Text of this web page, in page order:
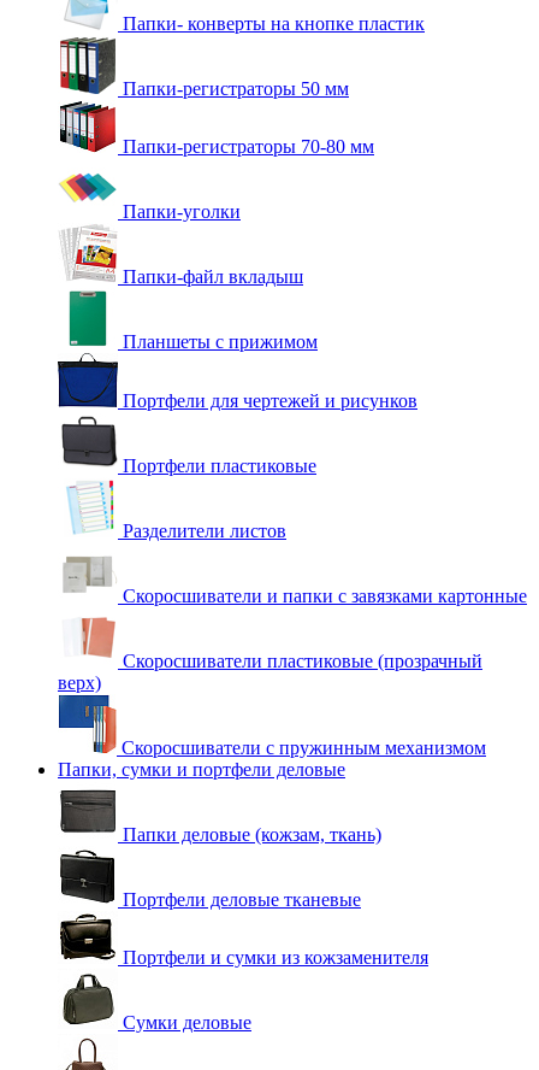
Папки- конверты на кнопке пластик
Папки-регистраторы 50 мм
Папки-регистраторы 70-80 мм
Папки-уголки
Папки-файл вкладыш
Планшеты с прижимом
Портфели для чертежей и рисунков
Портфели пластиковые
Разделители листов
Скоросшиватели и папки с завязками картонные
Скоросшиватели пластиковые (прозрачный
верх)
Скоросшиватели с пружинным механизмом
Папки, сумки и портфели деловые
Папки деловые (кожзам, ткань)
Портфели деловые тканевые
Портфели и сумки из кожзаменителя
Сумки деловые